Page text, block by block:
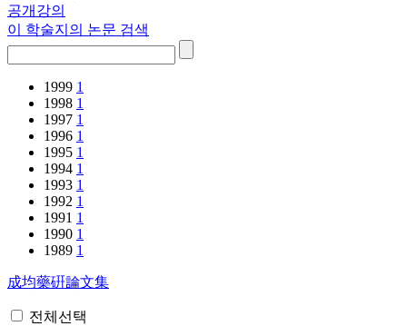
공개강의
이 학술지의 논문 검색
1999 1
1998 1
1997 1
1996 1
1995 1
1994 1
1993 1
1992 1
1991 1
1990 1
1989 1
成均藥硏論文集
전체선택